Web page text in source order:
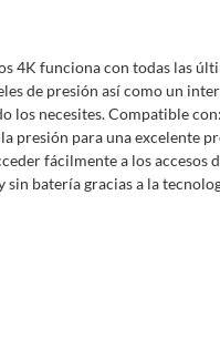
cuáles son:
Tottus y otros
hormigón, morteros, yeso y
combustión.
morteros, yeso y
combustión,
4K funciona con todas las
de presión así como un
los necesites. Compatible
presión para una excelente
fácilmente a los accesos
batería gracias a la